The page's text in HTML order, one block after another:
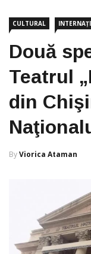
CULTURAL
Două
Teatrul
din
ByViorica Ataman